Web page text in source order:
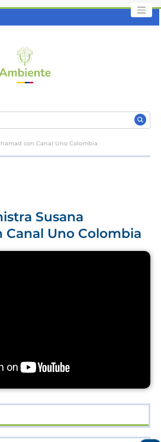
con Canal Uno Colombia
Susana
Canal Uno Colombia